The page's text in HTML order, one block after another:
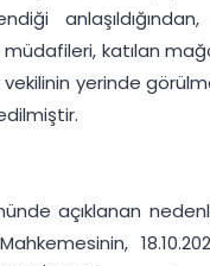
katılan
vekilinin yerinde
açıklanan